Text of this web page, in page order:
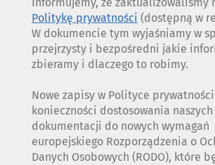
Politykę prywatności (dostępną w
W dokumencie tym wyjaśniamy w
przejrzysty i bezpośredni jakie
zbieramy i dlaczego to robimy.
Nowe zapisy w Polityce
konieczności dostosowania naszych
dokumentacji do nowych wymagań
europejskiego Rozporządzenia o
Danych Osobowych (RODO), które